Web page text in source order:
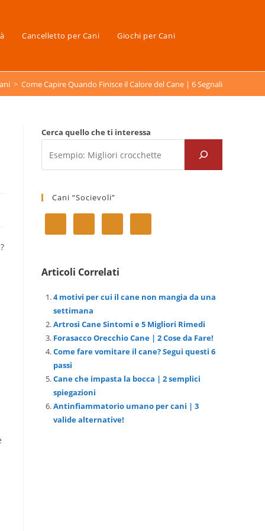
Cancelletto per Cani Giochi per Cani
> Come Capire Quando Finisce il Calore del Cane | 6 Segnali
Cerca quello che ti interessa
Cani “Socievoli”
Articoli Correlati
4 motivi per cui il cane non mangia da una
settimana
Artrosi Cane Sintomi e 5 Migliori Rimedi
Forasacco Orecchio Cane | 2 Cose da Fare!
Come fare vomitare il cane? Segui questi 6
passi
Cane che impasta la bocca | 2 semplici
spiegazioni
Antinfiammatorio umano per cani | 3
valide alternative!